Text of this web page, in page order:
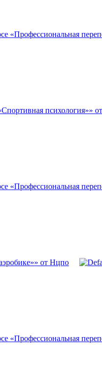
«Профессиональная
психология»»
«Профессиональная
от Нцпо
«Профессиональная